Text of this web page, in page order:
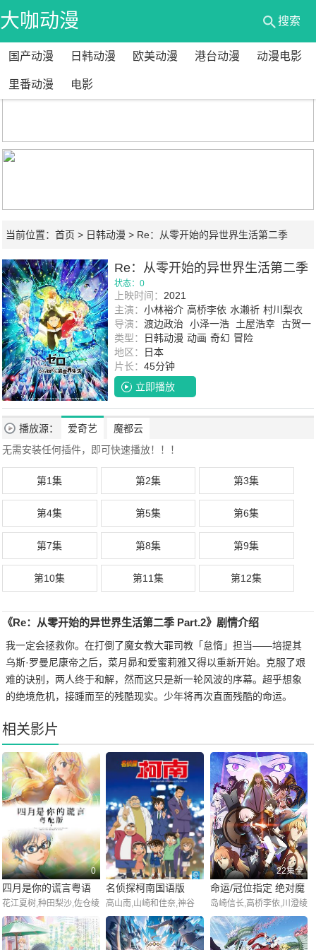
大咖动漫
网
搜索
国产动漫 日韩动漫 欧美动漫 港台动漫 动漫电影
里番动漫 电影
当前位置： 首页 > 日韩动漫 > Re：从零开始的异世界生活第二季
Part.2
Re：从零开始的异世界生活第二季
Part.2
状态：0
上映时间： 2021
主演： 小林裕介 高桥李依 水濑祈 村川梨衣
内山夕实 子安武人 新井里美 天崎滉平 冈本
信彦 名冢佳织 高野麻里佳 田中爱美
美子 铃木绘理
央 中原麻衣 石见舞菜香
导演： 渡边政治 小泽一浩 土屋浩幸 古贺一
臣
美甘义人
类型： 日韩动漫 动画 奇幻 冒险
地区：
日本
片长： 45分钟
立即播放
播放源： 爱奇艺
魔都云
无需安装任何插件，即可快速播放！！！
第1集 第2集 第3集
第4集 第5集 第6集
第7集 第8集 第9集
第10集 第11集 第12集
《Re：从零开始的异世界生活第二季 Part.2》剧情介绍
我一定会拯救你。在打倒了魔女教大罪司教「怠惰」担当——培提其
乌斯·罗曼尼康帝之后，菜月昴和爱蜜莉雅又得以重新开始。克服了艰
难的诀别，两人终于和解，然而这只是新一轮风波的序幕。超乎想象
的绝境危机，接踵而至的残酷现实。少年将再次直面残酷的命运。
相关影片
0
四月是你的谎言粤语
版
花江夏树,种田梨沙,佐仓绫
音,逢坂良太,早见沙织,梶
裕贵,茅野爱衣,能登麻美子
名侦探柯南国语版
高山南,山崎和佳奈,神谷
明,小山力也,林原惠美,山
口胜平,田中秀幸,岛本须
美,绪方贤一,堀川亮,松井
22集全
命运/冠位指定 绝对魔
兽战线巴比伦尼亚
岛崎信长,高桥李依,川澄绫
子,铃村健一,坂本真绫,关
智一,小林优,樱井孝宏,浅
川悠,植田佳奈,远藤绫,伊